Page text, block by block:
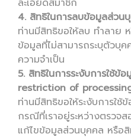
ละเอียดสมาชิก
4. สิทธิในการลบข้อมูลส่ว
ท่านมีสิทธิขอให้ลบ ทำลาย
ข้อมูลที่ไม่สามารถระบุตัวบุ
ความจำเป็น
5. สิทธิในการระงับการใช้
restriction of
ท่านมีสิทธิขอให้ระงับการใช้
กรณีที่เราอยู่ระหว่างตรวจ
แก้ไขข้อมูลส่วนบุคคล หรือสิ